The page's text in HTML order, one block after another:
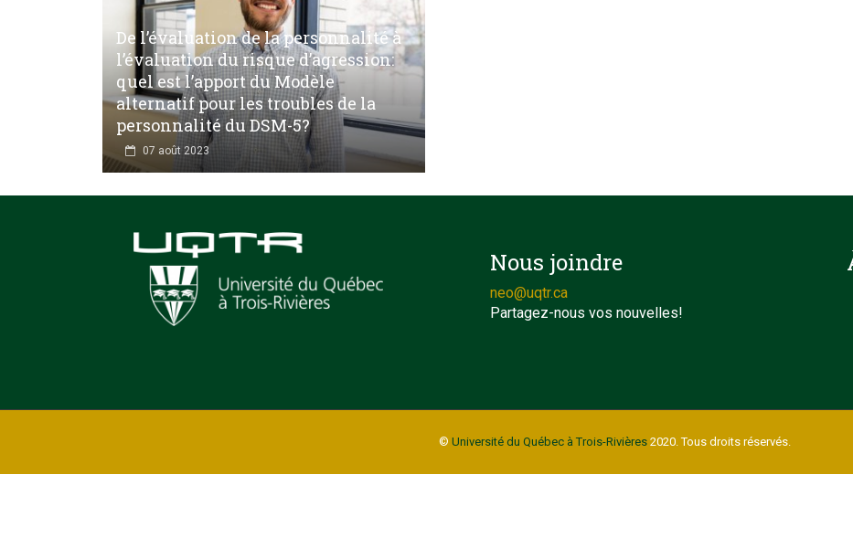
De l’évaluation de la personnalité à
l’évaluation du risque d’agression:
quel est l’apport du Modèle
alternatif pour les troubles de la
personnalité du DSM-5?
07 août 2023
Nous joindre
neo@uqtr.ca
Partagez-nous vos nouvelles!
© Université du Québec à Trois-Rivières2020. Tous droits réservés.